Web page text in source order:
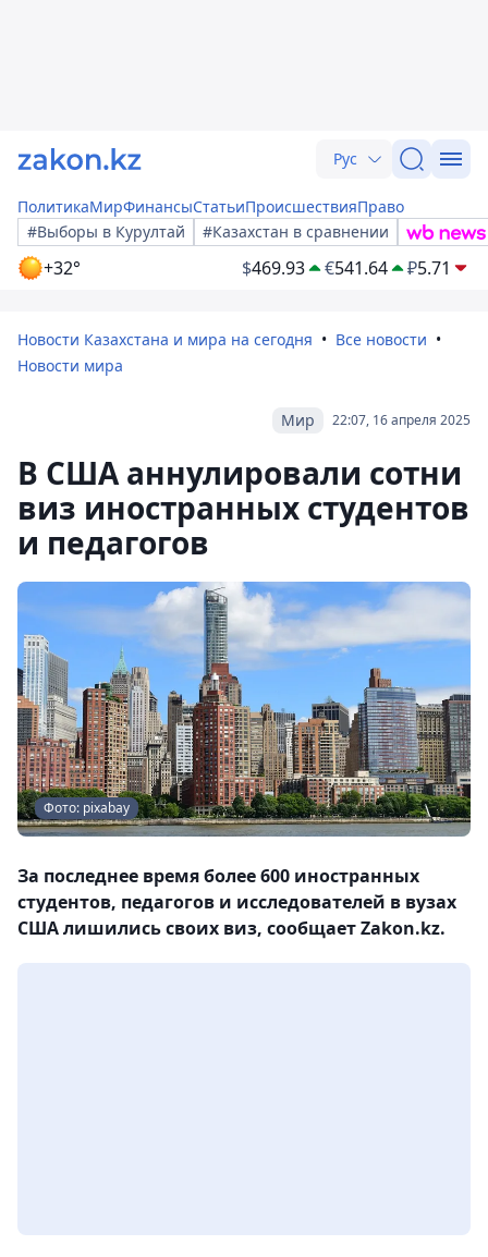
Рус
ПолитикаМирФинансыСтатьиПроисшествияПраво
#Выборы в Курултай
#Казахстан в сравнении
+32° $469.93 €541.64 ₽5.71
Новости Казахстана и мира на сегодня
Все новости
Новости мира
22:07, 16 апреля 2025
Мир
В США аннулировали сотни
виз иностранных студентов
и педагогов
Фото: pixabay
За последнее время более 600 иностранных
студентов, педагогов и исследователей в вузах
США лишились своих виз, сообщает Zakon.kz.